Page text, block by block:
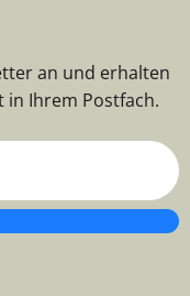
an und erhalten
in Ihrem Postfach.